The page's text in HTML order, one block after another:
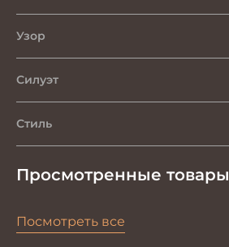
Узор
Силуэт
Стиль
Просмотренные товары
Посмотреть все